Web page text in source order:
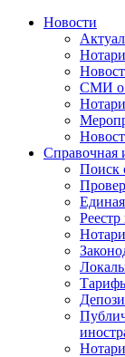
Новости
СМИ о
Справочная
Поиск
Реестр